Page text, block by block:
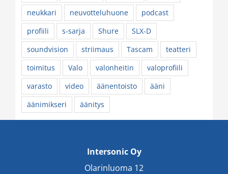
neukkari
neuvotteluhuone
podcast
profiili
s-sarja Shure
SLX-D
soundvision
striimaus Tascam
teatteri
toimitus
Valo valonheitin
valoprofiili
varasto
video äänentoisto
ääni
äänimikseri
äänitys
Intersonic Oy
Olarinluoma 12